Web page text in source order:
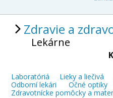
Zdravie a
Lekárne
Laboratóriá Lieky a liečivá
Odborní lekári
Očné optiky
Zdravotnícke pomôcky a